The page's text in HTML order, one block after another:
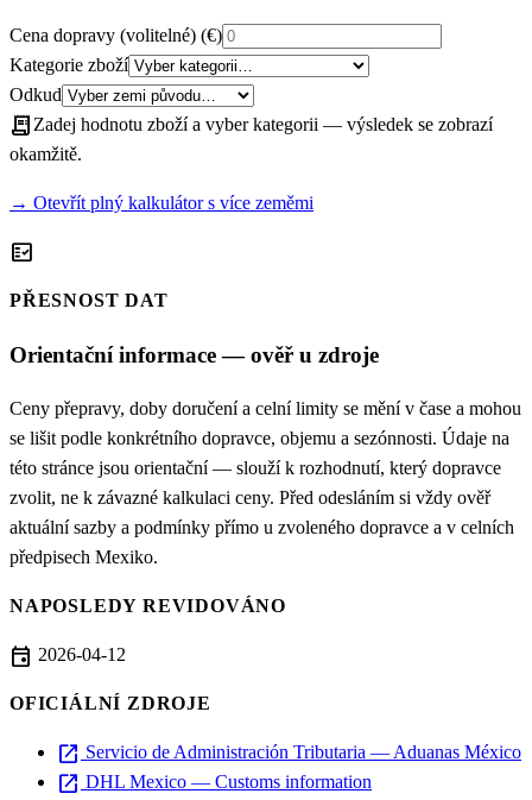
Cena dopravy (volitelné) (€)
Kategorie zboží
Odkud
receipt_long Zadej hodnotu zboží a vyber kategorii — výsledek se zobrazí
okamžitě.
→ Otevřít plný kalkulátor s více zeměmi
fact_check
PŘESNOST DAT
Orientační informace — ověř u zdroje
Ceny přepravy, doby doručení a celní limity se mění v čase a mohou
se lišit podle konkrétního dopravce, objemu a sezónnosti. Údaje na
této stránce jsou orientační — slouží k rozhodnutí, který dopravce
zvolit, ne k závazné kalkulaci ceny. Před odesláním si vždy ověř
aktuální sazby a podmínky přímo u zvoleného dopravce a v celních
předpisech Mexiko.
NAPOSLEDY REVIDOVÁNO
event 2026-04-12
OFICIÁLNÍ ZDROJE
open_in_new Servicio de Administración Tributaria — Aduanas México
open_in_new DHL Mexico — Customs information